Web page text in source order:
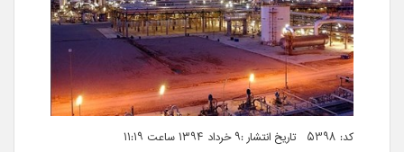
کد: 5398 تاریخ انتشار :۹ خرداد ۱۳۹۴ ساعت ۱۱:۱۹